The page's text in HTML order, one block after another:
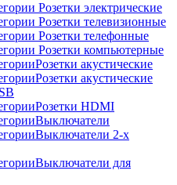
Розетки электрические
Розетки телевизионные
Розетки телефонные
Розетки компьютерные
Розетки акустические
Розетки акустические
Розетки HDMI
Выключатели
Выключатели 2-х
Выключатели для